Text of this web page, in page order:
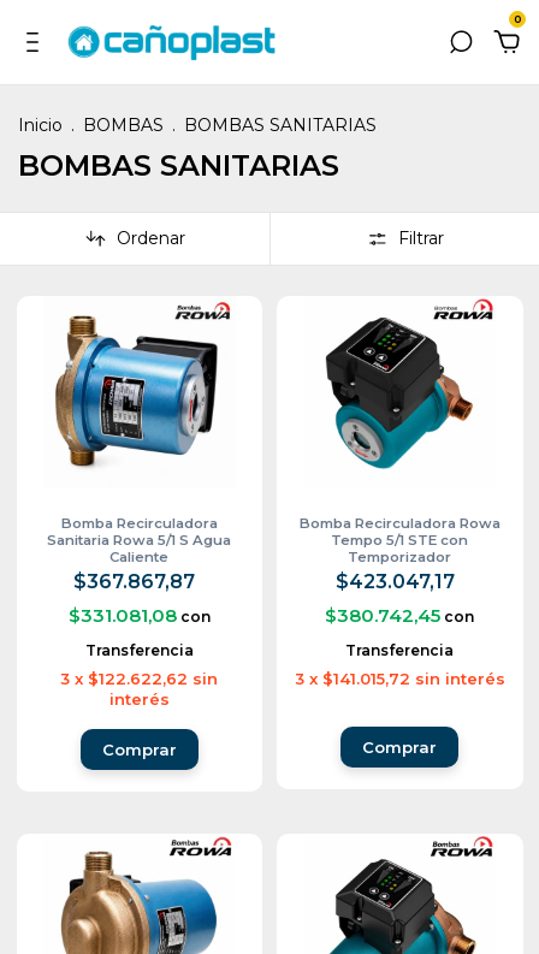
0
Inicio . BOMBAS . BOMBAS SANITARIAS
BOMBAS SANITARIAS
Ordenar Filtrar
Bomba Recirculadora
Sanitaria Rowa 5/1 S Agua
Caliente
$367.867,87
$331.081,08 con
Transferencia
3 x $122.622,62 sin
interés
Bomba Recirculadora Rowa
Tempo 5/1 STE con
Temporizador
$423.047,17
$380.742,45 con
Transferencia
3 x $141.015,72 sin interés